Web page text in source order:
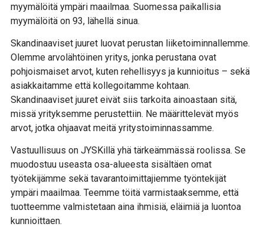
myymälöitä ympäri maailmaa. Suomessa paikallisia
myymälöitä on 93, lähellä sinua.
Skandinaaviset juuret luovat perustan liiketoiminnallemme.
Olemme arvolähtöinen yritys, jonka perustana ovat
pohjoismaiset arvot, kuten rehellisyys ja kunnioitus – sekä
asiakkaitamme että kollegoitamme kohtaan.
Skandinaaviset juuret eivät siis tarkoita ainoastaan sitä,
missä yrityksemme perustettiin. Ne määrittelevät myös
arvot, jotka ohjaavat meitä yritystoiminnassamme.
Vastuullisuus on JYSKillä yhä tärkeämmässä roolissa. Se
muodostuu useasta osa-alueesta sisältäen omat
työtekijämme sekä tavarantoimittajiemme työntekijät
ympäri maailmaa. Teemme töitä varmistaaksemme, että
tuotteemme valmistetaan aina ihmisiä, eläimiä ja luontoa
kunnioittaen.